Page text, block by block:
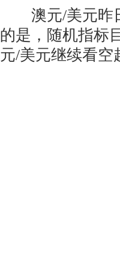
澳元/美元昨日
的是，随机指标
元/美元继续看空